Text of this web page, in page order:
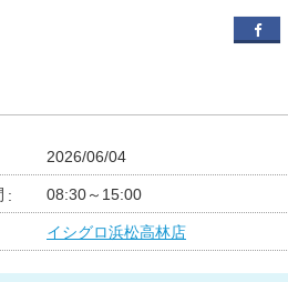
2026/06/04
08:30～15:00
イシグロ浜松高林店